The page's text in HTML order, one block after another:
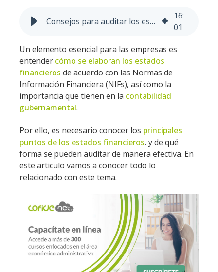
Consejos para auditar los estados financieros
16:
01
Un elemento esencial para las empresas es
entender cómo se elaboran los estados
financieros de acuerdo con las Normas de
Información Financiera (NIFs), así como la
importancia que tienen en la contabilidad
gubernamental.
Por ello, es necesario conocer los principales
puntos de los estados financieros, y de qué
forma se pueden auditar de manera efectiva. En
este artículo vamos a conocer todo lo
relacionado con este tema.